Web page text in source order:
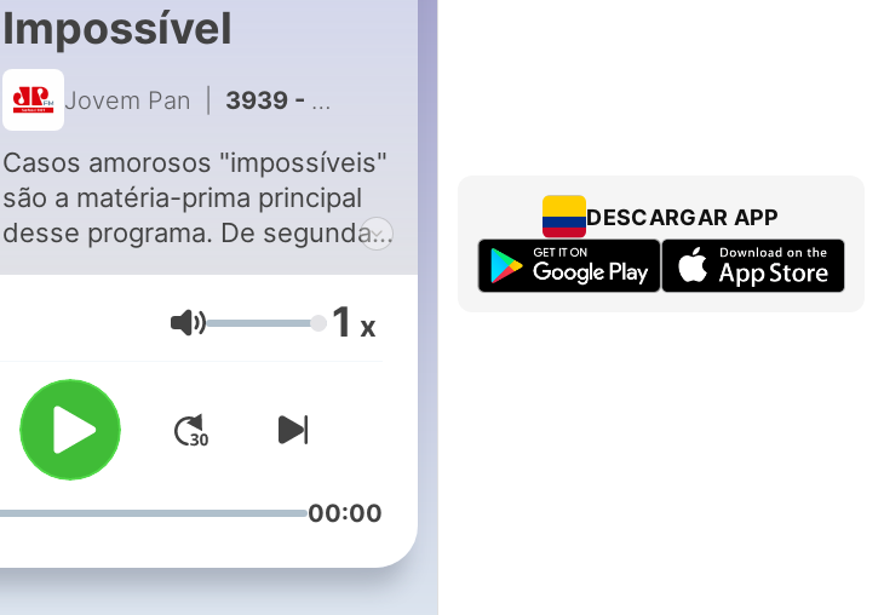
Impossível
Jovem Pan 3939 - MI IMPOSSIVEL QUINTA 06-08-2026
Casos amorosos "impossíveis"
são a matéria-prima principal
desse programa. De segunda a
sexta, Lígia Mendes e Otavio
Andrade aconselham os
corações abandonados sem
passar a mão na cabeça. Esse
é o Missão Impossível Jovem
Pan. Segue a gente no
Instagram: @ligiamendes e
@missaoimpossiveljovempan
Volumen 1 x
00:00
DESCARGAR APP